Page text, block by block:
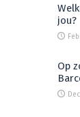
jou?
Op